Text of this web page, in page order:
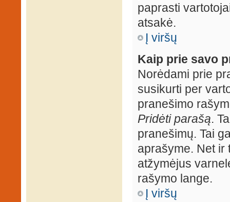
paprasti
atsakė.
Į viršų
Kaip prie savo
Norėdami prie
susikurti per
pranešimo
Pridėti parašą.
pranešimų. Tai
aprašyme. Net ir
atžymėjus
rašymo lange.
Į viršų